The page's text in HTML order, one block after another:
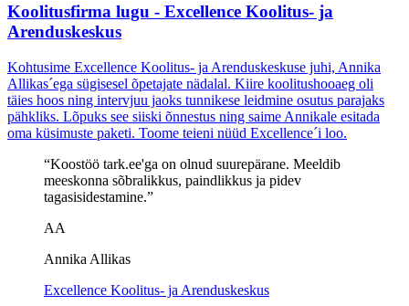
Koolitusfirma lugu - Excellence Koolitus- ja
Arenduskeskus
Kohtusime Excellence Koolitus- ja Arenduskeskuse juhi, Annika
Allikas´ega sügisesel õpetajate nädalal. Kiire koolitushooaeg oli
täies hoos ning intervjuu jaoks tunnikese leidmine osutus parajaks
pähkliks. Lõpuks see siiski õnnestus ning saime Annikale esitada
oma küsimuste paketi. Toome teieni nüüd Excellence´i loo.
“Koostöö tark.ee'ga on olnud suurepärane. Meeldib
meeskonna sõbralikkus, paindlikkus ja pidev
tagasisidestamine.”
AA
Annika Allikas
Excellence Koolitus- ja Arenduskeskus